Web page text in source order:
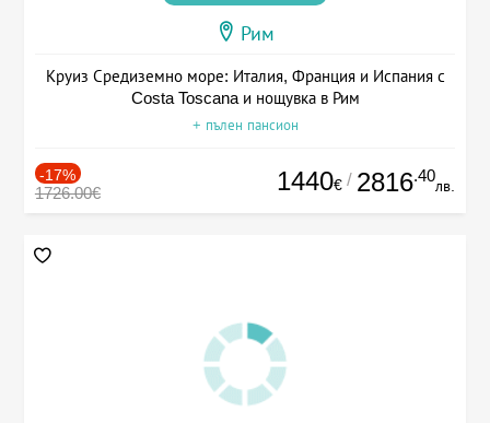
Рим
Круиз Средиземно море: Италия, Франция и Испания с
Costa Toscana и нощувка в Рим
+ пълен пансион
-17%
1726.00€ 1440€ / 2816.40
лв.